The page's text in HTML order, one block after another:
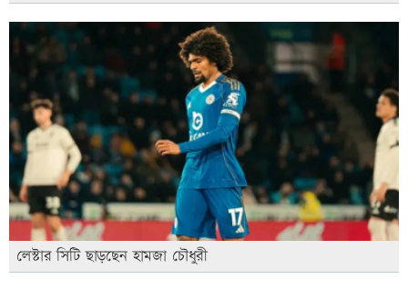
লেস্টার সিটি ছাড়ছেন হামজা চৌধুরী